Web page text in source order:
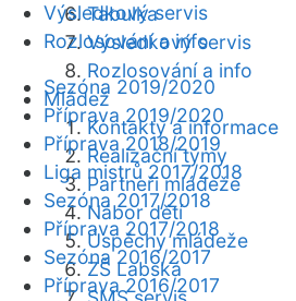
Tabulka
Výsledkový servis
Rozlosování a info
Mládež
Kontakty a informace
Realizační týmy
Partneři mládeže
Nábor dětí
Úspěchy mládeže
ZŠ Labská
Výsledkový servis
Rozlosování a info
Sezóna 2019/2020
Příprava 2019/2020
Příprava 2018/2019
Liga mistrů 2017/2018
Sezóna 2017/2018
Příprava 2017/2018
Sezóna 2016/2017
Příprava 2016/2017